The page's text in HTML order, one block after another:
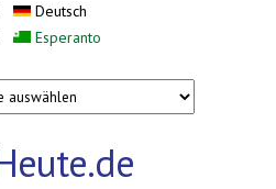
Deutsch
Esperanto